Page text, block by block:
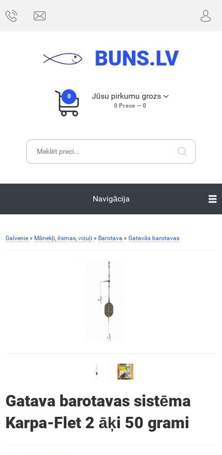
BUNS.LV
0 Jūsu pirkumu grozs
0Prece — 0
Navigācija
Galvenie » Mānekļi, ēsmas, vizuļi » Barotava » Gatavās barotavas
Gatava barotavas sistēma
Karpa-Flet 2 āķi 50 grami